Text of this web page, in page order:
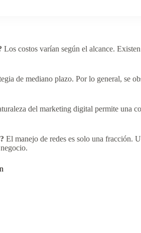
Los costos varían según el alcance.
de mediano plazo. Por lo general, se
del marketing digital permite una
El manejo de redes es solo una fracción.